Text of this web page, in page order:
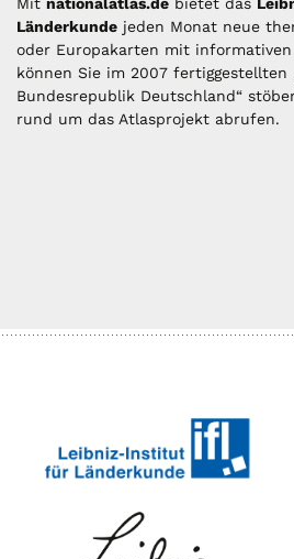
Länderkunde jeden Monat neue
oder Europakarten mit
können Sie im 2007 fertiggestellten
Bundesrepublik Deutschland“
rund um das Atlasprojekt abrufen.